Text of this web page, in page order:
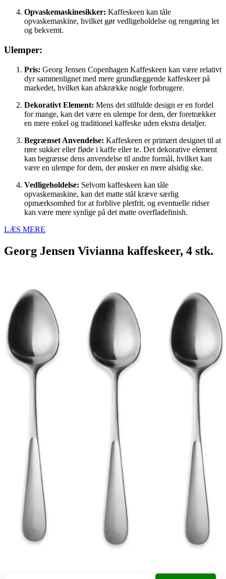
Opvaskemaskinesikker: Kaffeskeen kan tåle
opvaskemaskine, hvilket gør vedligeholdelse og rengøring let
og bekvemt.
Ulemper:
Pris: Georg Jensen Copenhagen Kaffeskeen kan være relativt
dyr sammenlignet med mere grundlæggende kaffeskeer på
markedet, hvilket kan afskrække nogle forbrugere.
Dekorativt Element: Mens det stilfulde design er en fordel
for mange, kan det være en ulempe for dem, der foretrækker
en mere enkel og traditionel kaffeske uden ekstra detaljer.
Begrænset Anvendelse: Kaffeskeen er primært designet til at
røre sukker eller fløde i kaffe eller te. Det dekorative element
kan begrænse dens anvendelse til andre formål, hvilket kan
være en ulempe for dem, der ønsker en mere alsidig ske.
Vedligeholdelse: Selvom kaffeskeen kan tåle
opvaskemaskine, kan det matte stål kræve særlig
opmærksomhed for at forblive pletfrit, og eventuelle ridser
kan være mere synlige på det matte overfladefinish.
LÆS MERE
Georg Jensen Vivianna kaffeskeer, 4 stk.